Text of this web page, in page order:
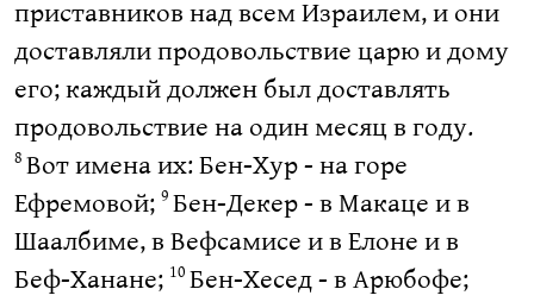
приставников над всем Израилем, и они
доставляли продовольствие царю и дому
его; каждый должен был доставлять
продовольствие на один месяц в году.
8 Вот имена их: Бен-Хур - на горе
Ефремовой; 9 Бен-Декер - в Макаце и в
Шаалбиме, в Вефсамисе и в Елоне и в
Беф-Ханане; 10 Бен-Хесед - в Арюбофе;